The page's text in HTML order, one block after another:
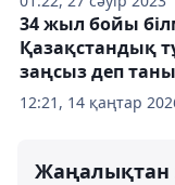
12:21, 14 қаңтар
34 жыл бойы
Қазақстандық
заңсыз деп
Жаңалықтан